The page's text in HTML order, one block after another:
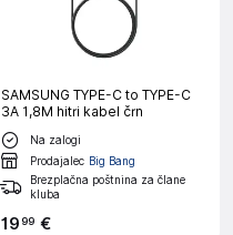
SAMSUNG TYPE-C to TYPE-C
3A 1,8M hitri kabel črn
Na zalogi
Prodajalec Big Bang
Brezplačna poštnina za člane
kluba
1999 €